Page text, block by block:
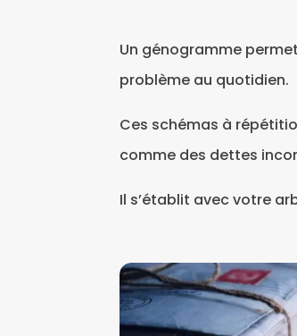
Un génogramme
problème au quotidien.
Ces schémas à
comme des dettes
Il s’établit avec votre